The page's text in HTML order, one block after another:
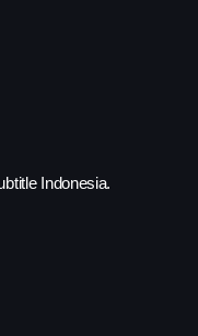
Indonesia.